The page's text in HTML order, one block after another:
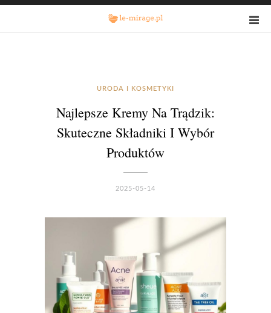
URODA I KOSMETYKI
Najlepsze Kremy Na Trądzik:
Skuteczne Składniki I Wybór
Produktów
2025-05-14